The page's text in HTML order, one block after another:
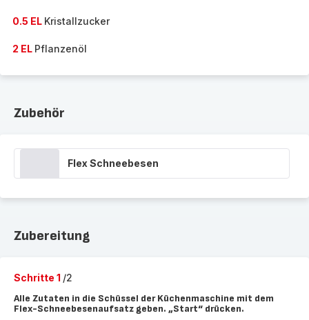
0.5 EL Kristallzucker
2 EL Pflanzenöl
Zubehör
Flex Schneebesen
Zubereitung
Schritte 1 /2
Alle Zutaten in die Schüssel der Küchenmaschine mit dem
Flex-Schneebesenaufsatz geben. „Start“ drücken.